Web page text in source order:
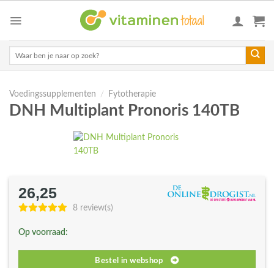
Voedingssupplementen / Fytotherapie
DNH Multiplant Pronoris 140TB
26,25
8 review(s)
Op voorraad:
Bestel in webshop